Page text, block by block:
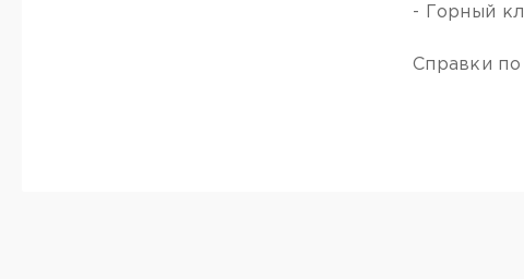
- Горный
Справки по